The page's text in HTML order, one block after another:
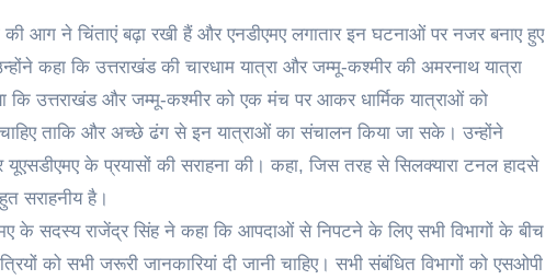
की आग ने चिंताएं बढ़ा रखी हैं और एनडीएमए लगातार इन घटनाओं पर नजर बनाए हुए
कहा कि उत्तराखंड की चारधाम यात्रा और जम्मू-कश्मीर की अमरनाथ यात्रा
कि उत्तराखंड और जम्मू-कश्मीर को एक मंच पर आकर धार्मिक यात्राओं को
ताकि और अच्छे ढंग से इन यात्राओं का संचालन किया जा सके। उन्होंने
के प्रयासों की सराहना की। कहा, जिस तरह से सिलक्यारा टनल हादसे
सराहनीय है।
के सदस्य राजेंद्र सिंह ने कहा कि आपदाओं से निपटने के लिए सभी विभागों के बीच
को सभी जरूरी जानकारियां दी जानी चाहिए। सभी संबंधित विभागों को एसओपी